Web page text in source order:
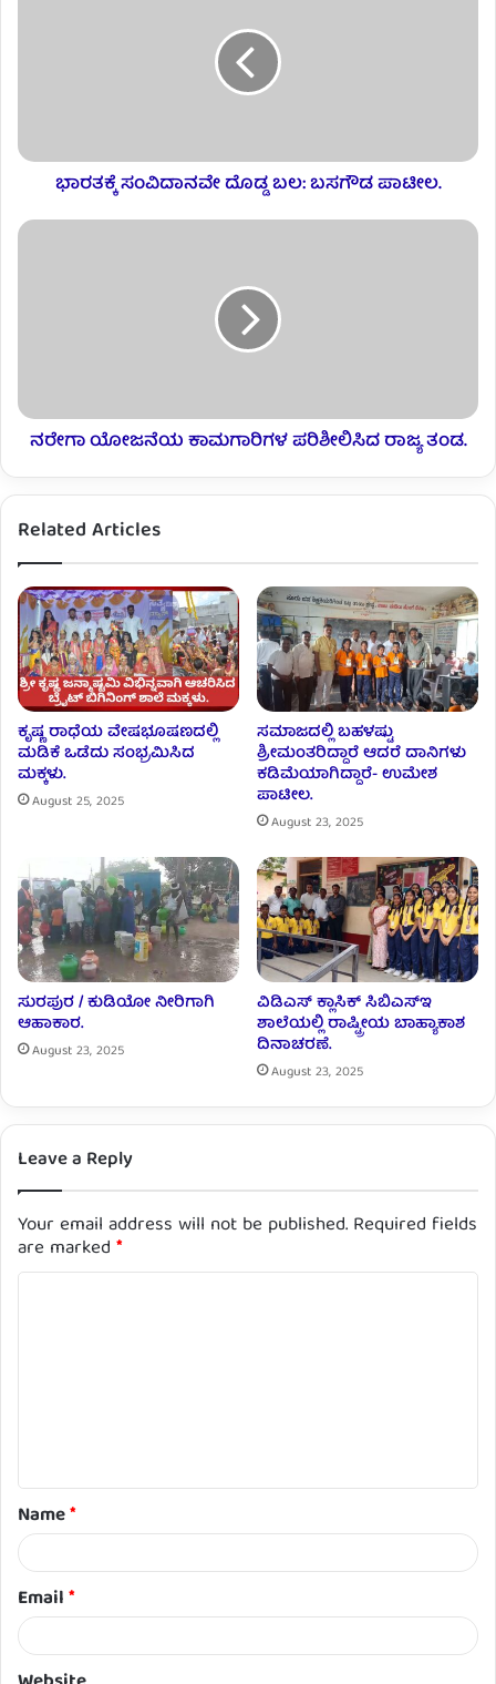
ಭಾರತಕ್ಕೆ ಸಂವಿದಾನವೇ ದೊಡ್ಡ ಬಲ: ಬಸಗೌಡ ಪಾಟೀಲ.
ನರೇಗಾ ಯೋಜನೆಯ ಕಾಮಗಾರಿಗಳ ಪರಿಶೀಲಿಸಿದ ರಾಜ್ಯ ತಂಡ.
Related Articles
ಕೃಷ್ಣ ರಾಧೆಯ ವೇಷಭೂಷಣದಲ್ಲಿ
ಮಡಿಕೆ ಒಡೆದು ಸಂಭ್ರಮಿಸಿದ
ಮಕ್ಕಳು.
August 25, 2025
ಸಮಾಜದಲ್ಲಿ ಬಹಳಷ್ಟು
ಶ್ರೀಮಂತರಿದ್ದಾರೆ ಆದರೆ ದಾನಿಗಳು
ಕಡಿಮೆಯಾಗಿದ್ದಾರೆ- ಉಮೇಶ
ಪಾಟೀಲ.
August 23, 2025
ಸುರಪುರ / ಕುಡಿಯೋ ನೀರಿಗಾಗಿ
ಆಹಾಕಾರ.
August 23, 2025
ವಿಡಿಎಸ್ ಕ್ಲಾಸಿಕ್ ಸಿಬಿಎಸ್ಇ
ಶಾಲೆಯಲ್ಲಿ ರಾಷ್ಟ್ರೀಯ ಬಾಹ್ಯಾಕಾಶ
ದಿನಾಚರಣೆ.
August 23, 2025
Leave a Reply
Your email address will not be published. Required fields
are marked *
t
*
Name*
Email*